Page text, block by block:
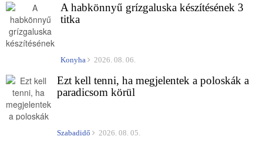
A habkönnyű grízgaluska készítésének 3
titka
Konyha 2026. 08. 06.
Ezt kell tenni, ha megjelentek a poloskák a
paradicsom körül
Szabadidő 2026. 08. 05.